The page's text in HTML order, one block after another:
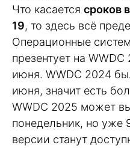
Что касается сроков
19, то здесь всё
Операционные
презентует на
июня. WWDC 2024
июня, значит есть
WWDC 2025 может
понедельник, но уже
версии станут